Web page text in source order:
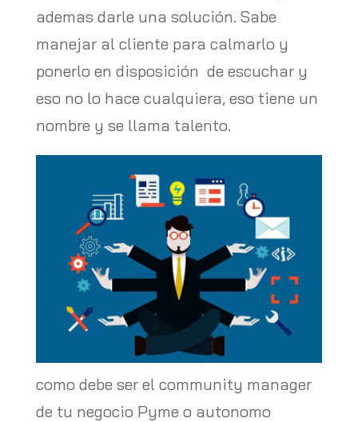
ademas darle una solución. Sabe
manejar al cliente para calmarlo y
ponerlo en disposición de escuchar y
eso no lo hace cualquiera, eso tiene un
nombre y se llama talento.
como debe ser el community manager
de tu negocio Pyme o autonomo